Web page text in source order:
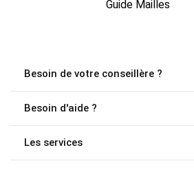
Guide Mailles
Besoin de votre conseillère ?
Besoin d'aide ?
Les services